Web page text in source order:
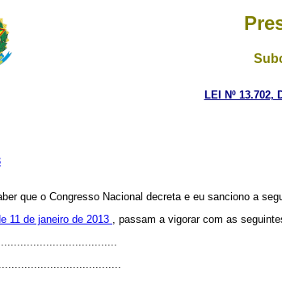
LEI Nº 13.702,
que o Congresso Nacional decreta e eu sanciono a
11 de janeiro de 2013 , passam a vigorar com as